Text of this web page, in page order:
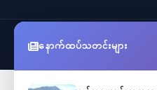
©2026Myanmar Cele
နောက်ထပ်သတင်းများ